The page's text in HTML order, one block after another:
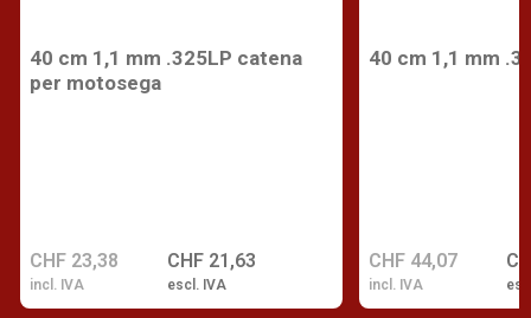
40 cm 1,1 mm .325LP catena
per motosega
CHF 21,63
escl. IVA
CHF 23,38
incl. IVA
40 cm 1,1 mm
CHF 44,07
incl. IVA